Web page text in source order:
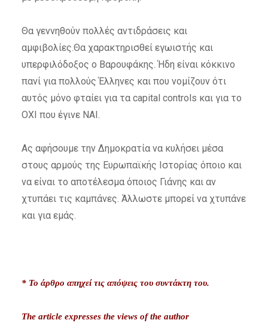
Θα γεννηθούν πολλές αντιδράσεις και
αμφιβολίες.Θα χαρακτηρισθεί εγωιστής και
υπερφιλόδοξος ο Βαρουφάκης. Ήδη είναι κόκκινο
πανί για πολλούς Έλληνες και που νομίζουν ότι
αυτός μόνο φταίει για τα capital controls και για το
ΟΧΙ που έγινε ΝΑΙ.
Ας αφήσουμε την Δημοκρατία να κυλήσει μέσα
στους αρμούς της Ευρωπαϊκής Ιστορίας όποιο και
να είναι το αποτέλεσμα όποιος Γιάνης και αν
χτυπάει τις καμπάνες. Άλλωστε μπορεί να χτυπάνε
και για εμάς.
* Το άρθρο απηχεί τις απόψεις του συντάκτη του.
The article expresses the views of the author